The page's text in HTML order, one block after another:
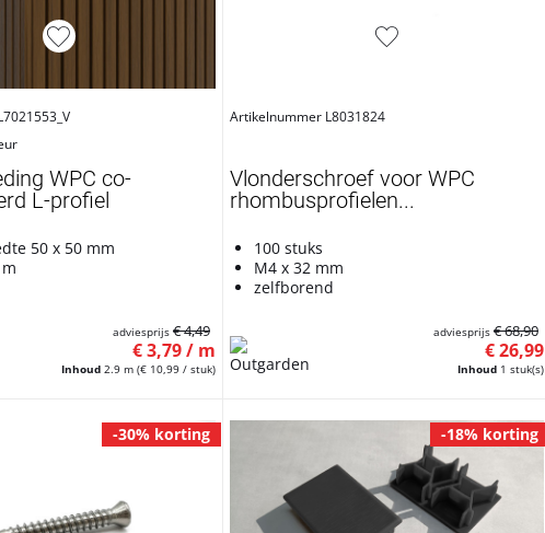
WPC co-
L-profiel
50 x 50 mm
Inhoud 2.9 m (€ 10,99 / stuk)
€ 3,79 / m
adviesprijs € 4,49
Artikelnummer L8031824
Vlonderschroef voor WPC
rhombusprofielen...
100 stuks
M4 x 32 mm
zelfborend
Inhoud 1 stuk(s)
€ 26,99
adviesprijs € 68,90
-30% korting -18% korting